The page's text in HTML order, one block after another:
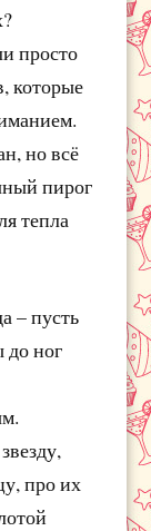
просто
которые
но всё
пирог
тепла
– пусть
до ног
про их